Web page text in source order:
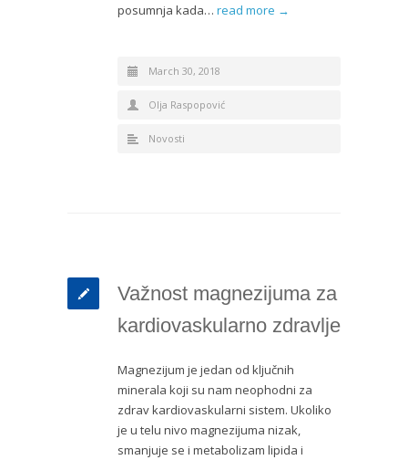
posumnja kada… read more →
March 30, 2018
Olja Raspopović
Novosti
Važnost magnezijuma za
kardiovaskularno zdravlje
Magnezijum je jedan od ključnih
minerala koji su nam neophodni za
zdrav kardiovaskularni sistem. Ukoliko
je u telu nivo magnezijuma nizak,
smanjuje se i metabolizam lipida i